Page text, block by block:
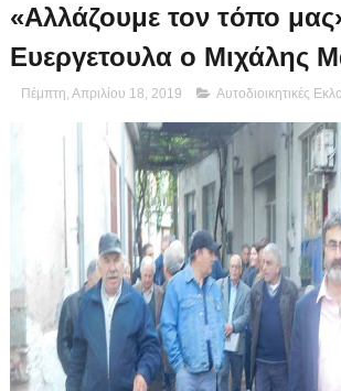
«Αλλάζουμε τον τόπο
Ευεργετουλα ο Μιχάλης
Πέμπτη, Απριλίου 18, 2019 Αυτοδιοικητικές